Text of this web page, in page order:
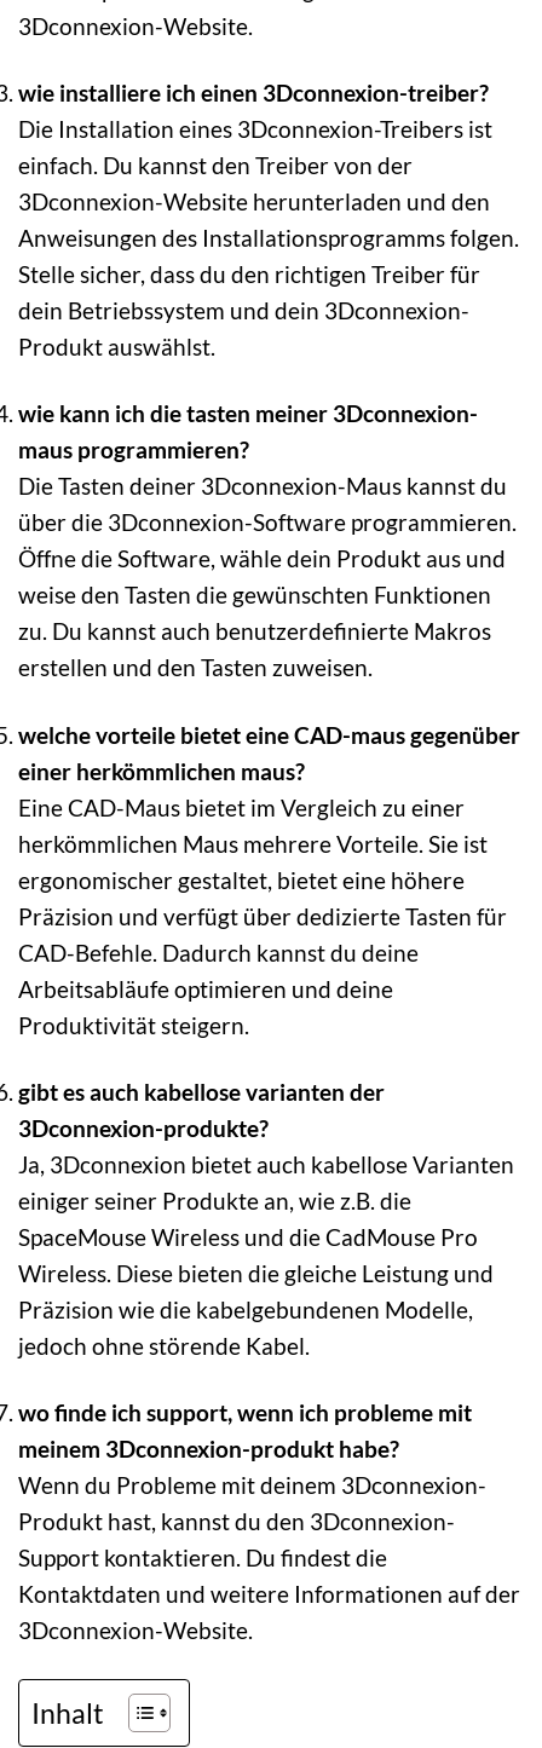
3Dconnexion-Website.
wie installiere ich einen 3Dconnexion-treiber?
Die Installation eines 3Dconnexion-Treibers ist
einfach. Du kannst den Treiber von der
3Dconnexion-Website herunterladen und den
Anweisungen des Installationsprogramms folgen.
Stelle sicher, dass du den richtigen Treiber für
dein Betriebssystem und dein 3Dconnexion-
Produkt auswählst.
wie kann ich die tasten meiner 3Dconnexion-
maus programmieren?
Die Tasten deiner 3Dconnexion-Maus kannst du
über die 3Dconnexion-Software programmieren.
Öffne die Software, wähle dein Produkt aus und
weise den Tasten die gewünschten Funktionen
zu. Du kannst auch benutzerdefinierte Makros
erstellen und den Tasten zuweisen.
welche vorteile bietet eine CAD-maus gegenüber
einer herkömmlichen maus?
Eine CAD-Maus bietet im Vergleich zu einer
herkömmlichen Maus mehrere Vorteile. Sie ist
ergonomischer gestaltet, bietet eine höhere
Präzision und verfügt über dedizierte Tasten für
CAD-Befehle. Dadurch kannst du deine
Arbeitsabläufe optimieren und deine
Produktivität steigern.
gibt es auch kabellose varianten der
3Dconnexion-produkte?
Ja, 3Dconnexion bietet auch kabellose Varianten
einiger seiner Produkte an, wie z.B. die
SpaceMouse Wireless und die CadMouse Pro
Wireless. Diese bieten die gleiche Leistung und
Präzision wie die kabelgebundenen Modelle,
jedoch ohne störende Kabel.
wo finde ich support, wenn ich probleme mit
meinem 3Dconnexion-produkt habe?
Wenn du Probleme mit deinem 3Dconnexion-
Produkt hast, kannst du den 3Dconnexion-
Support kontaktieren. Du findest die
Kontaktdaten und weitere Informationen auf der
3Dconnexion-Website.
Inhalt